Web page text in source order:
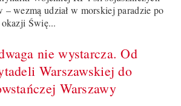
wezmą udział w morskiej paradzie po
Świę...
nie wystarcza. Od
Warszawskiej do
Warszawy